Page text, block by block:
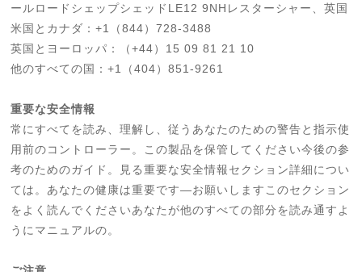
ールロードシェップシェッドLE12 9NHレスターシャー、英国
米国とカナダ：+1（844）728-3488
英国とヨーロッパ：（+44）15 09 81 21 10
他のすべての国：+1（404）851-9261
重要な安全情報
常にすべてを読み、理解し、従うあなたのための警告と指示使
用前のコントローラー。この製品を保管してください今後の参
考のためのガイド。見る重要な安全情報セクション詳細につい
ては。あなたの健康は重要です—お願いしますこのセクション
をよく読んでくださいあなたが他のすべての部分を読み通すよ
うにマニュアルの。